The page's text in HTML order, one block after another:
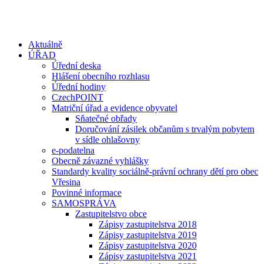
Aktuálně
ÚŘAD
Úřední deska
Hlášení obecního rozhlasu
Úřední hodiny
CzechPOINT
Matriční úřad a evidence obyvatel
Sňatečné obřady
Doručování zásilek občanům s trvalým pobytem
v sídle ohlašovny
e-podatelna
Obecně závazné vyhlášky
Standardy kvality sociálně-právní ochrany dětí pro obec
Vřesina
Povinné informace
SAMOSPRÁVA
Zastupitelstvo obce
Zápisy zastupitelstva 2018
Zápisy zastupitelstva 2019
Zápisy zastupitelstva 2020
Zápisy zastupitelstva 2021